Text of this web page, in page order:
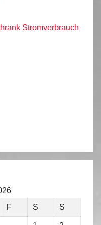
Stromverbrauch
F S S